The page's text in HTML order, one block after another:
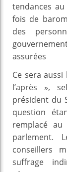
tendances au
fois de
des
assurées
Ce sera aussi
l’après »,
président du
question
remplacé
parlement.
conseillers
suffrage